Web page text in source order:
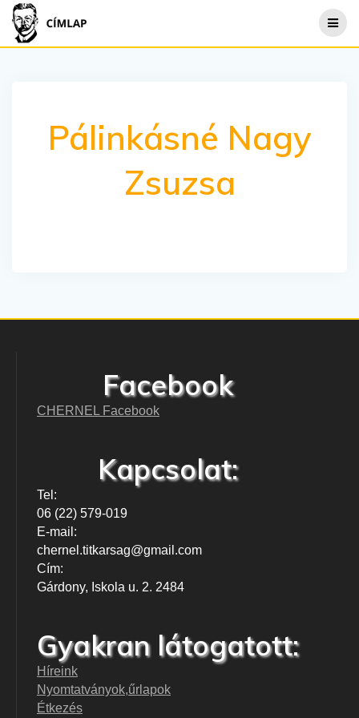
content
Pálinkásné Nagy
Zsuzsa
Facebook
CHERNEL Facebook
Kapcsolat:
Tel:
06 (22) 579-019
E-mail:
chernel.titkarsag@gmail.com
Cím:
Gárdony, Iskola u. 2. 2484
Gyakran látogatott:
Híreink
Nyomtatványok,űrlapok
Étkezés